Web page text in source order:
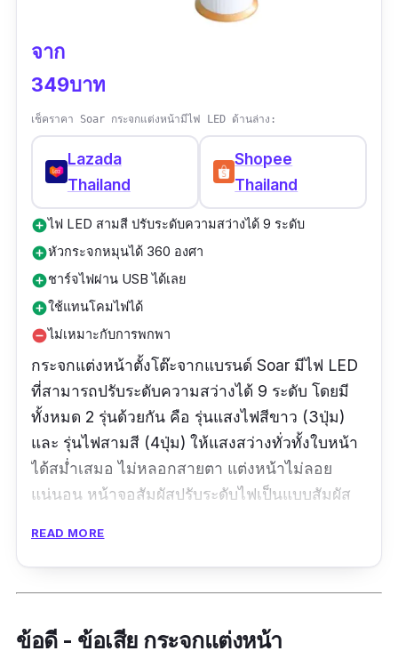
จาก
349บาท
เช็คราคา Soar กระจกแต่งหน้ามีไฟ LED ด้านล่าง:
Lazada
Thailand
Shopee
Thailand
add_circleไฟ LED สามสี ปรับระดับความสว่างได้ 9 ระดับ
add_circleหัวกระจกหมุนได้ 360 องศา
add_circleชาร์จไฟผ่าน USB ได้เลย
add_circleใช้แทนโคมไฟได้
remove_circleไม่เหมาะกับการพกพา
กระจกแต่งหน้าตั้งโต๊ะจากแบรนด์ Soar มีไฟ LED
ที่สามารถปรับระดับความสว่างได้ 9 ระดับ โดยมี
ทั้งหมด 2 รุ่นด้วยกัน คือ รุ่นแสงไฟสีขาว (3ปุ่ม)
และ รุ่นไฟสามสี (4ปุ่ม) ให้แสงสว่างทั่วทั้งใบหน้า
ได้สม่ำเสมอ ไม่หลอกสายตา แต่งหน้าไม่ลอย
แน่นอน หน้าจอสัมผัสปรับระดับไฟเป็นแบบสัมผัส
หมุนลงซ้ายขวาหน้าหลังได้ตามใจชอบเลย อีกทั้ง
ยังสามารถใช้แทนโคมไฟอีกด้วยนะ หากไฟแบต
หมด สามารถชาร์จผ่านตัว USB ได้เลยทันที
รีวิวจากผู้ใช้จริง: ความสูงกำลังพอดี ปรับมุมได้
READ MORE
ข้อดี - ข้อเสีย กระจกแต่งหน้า